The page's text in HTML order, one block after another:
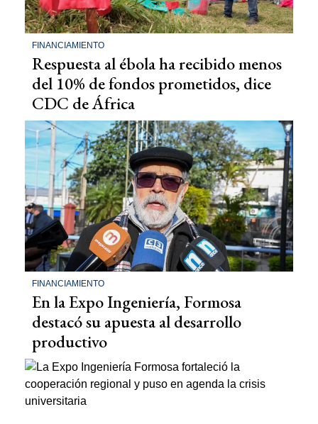
FINANCIAMIENTO
Respuesta al ébola ha recibido menos
del 10% de fondos prometidos, dice
CDC de África
FINANCIAMIENTO
En la Expo Ingeniería, Formosa
destacó su apuesta al desarrollo
productivo